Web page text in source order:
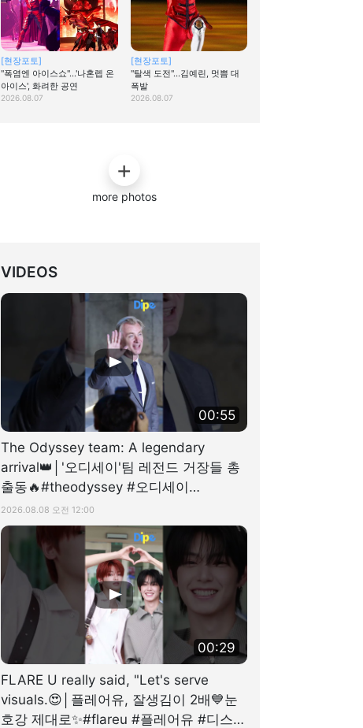
[현장포토]
"폭염엔 아이스쇼"…'나혼렙 온
아이스', 화려한 공연
2026.08.07
[현장포토]
"탈색 도전"…김예린, 멋쁨 대
폭발
2026.08.07
more photos
VIDEOS
00:55
The Odyssey team: A legendary
arrival👑│'오디세이'팀 레전드 거장들 총
출동🔥#theodyssey #오디세이
#dispatch #디스패치
2026.08.08 오전 12:00
00:29
FLARE U really said, "Let's serve
visuals.😍│플레어유, 잘생김이 2배💙눈
호강 제대로✨#flareu #플레어유 #디스패